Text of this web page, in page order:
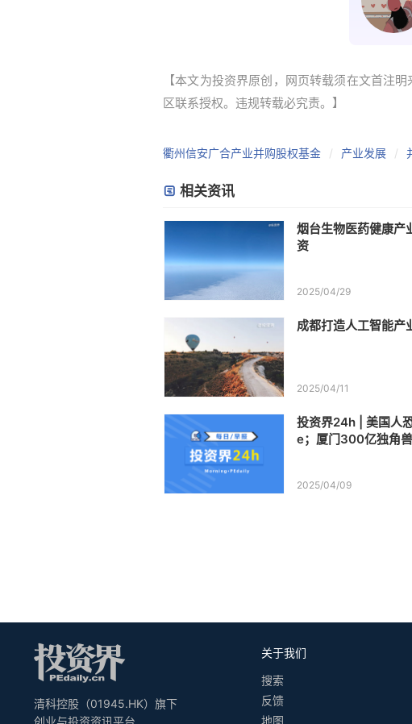
【本文为投资界原创，网页转载须在文首注
区联系授权。违规转载必究责。】
衢州信安广合产业并购股权基金 产业发展
相关资讯
烟台生物医药健康产
资
2025/04/29
成都打造人工智能产
2025/04/11
投资界24h | 美国人
e；厦门300亿独角
2025/04/09
清科控股（01945.HK）旗下
创业与投资资讯平台
关于我们
搜索
反馈
地图